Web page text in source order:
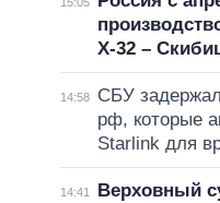
Х-32 –
14:58
СБУ
рф, которые
Starlink для
14:41
Верховный